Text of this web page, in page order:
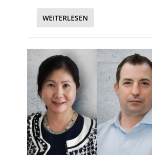
WEITERLESEN